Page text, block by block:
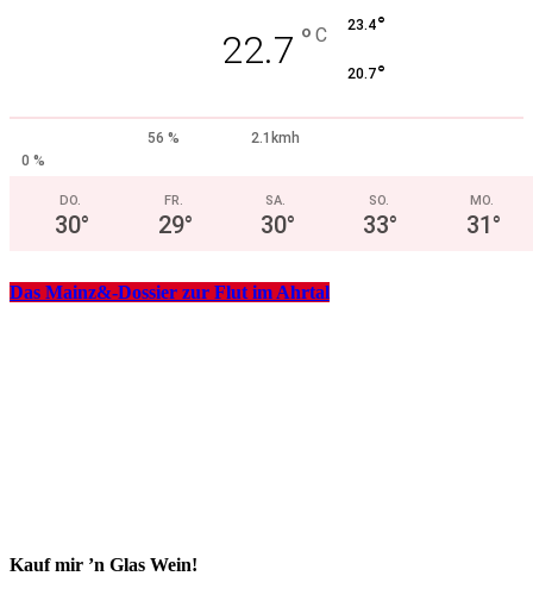
22.7 ° C 23.4°
20.7°
56 %
2.1kmh
0 %
DO.
30°
FR.
29°
SA.
30°
SO.
33°
MO.
31°
Das Mainz&-Dossier zur Flut im Ahrtal
Kauf mir ’n Glas Wein!